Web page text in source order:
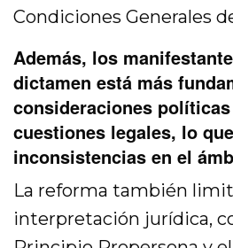
Condiciones Generales
Además, los
dictamen está más
consideraciones
cuestiones legales, lo
inconsistencias en el
La reforma también
interpretación jurídica,